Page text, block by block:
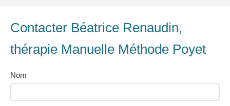
Contacter Béatrice Renaudin,
thérapie Manuelle Méthode Poyet
Nom